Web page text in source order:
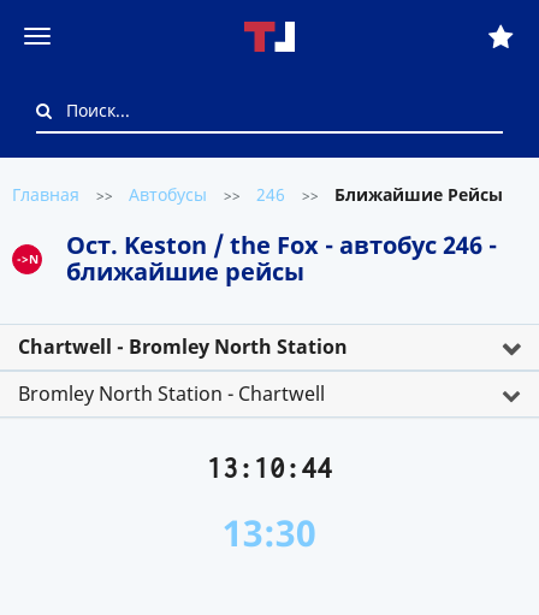
Главная >> Автобусы >> 246 >> Ближайшие Рейсы
->N
Ост. Keston / the Fox - автобус 246 -
ближайшие рейсы
Chartwell - Bromley North Station
Bromley North Station - Chartwell
13:10:44
13:30